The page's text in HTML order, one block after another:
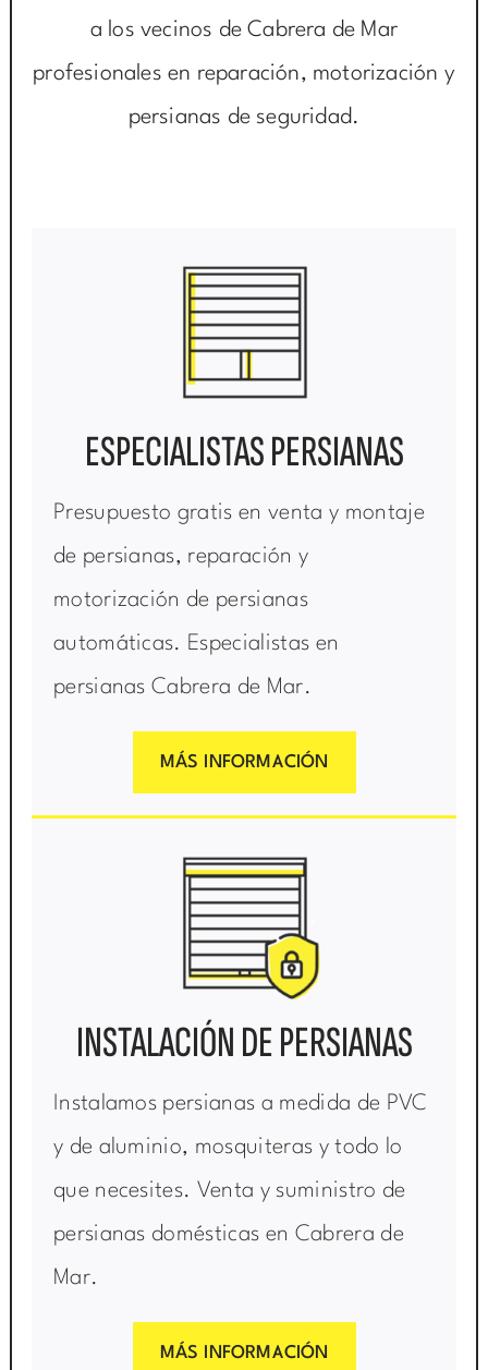
a los vecinos de Cabrera de Mar
profesionales en reparación, motorización y
persianas de seguridad.
ESPECIALISTAS PERSIANAS
Presupuesto gratis en venta y montaje
de persianas, reparación y
motorización de persianas
automáticas. Especialistas en
persianas Cabrera de Mar.
MÁS INFORMACIÓN
INSTALACIÓN DE PERSIANAS
Instalamos persianas a medida de PVC
y de aluminio, mosquiteras y todo lo
que necesites. Venta y suministro de
persianas domésticas en Cabrera de
Mar.
MÁS INFORMACIÓN